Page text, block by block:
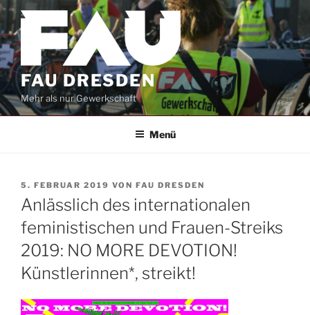
Zum
Inhalt
springen
FAU DRESDEN
Mehr als nur Gewerkschaft
Menü
VERÖFFENTLICHT
AM
5. FEBRUAR 2019 VON FAU DRESDEN
Anlässlich des internationalen
feministischen und Frauen-Streiks
2019: NO MORE DEVOTION!
Künstlerinnen*, streikt!